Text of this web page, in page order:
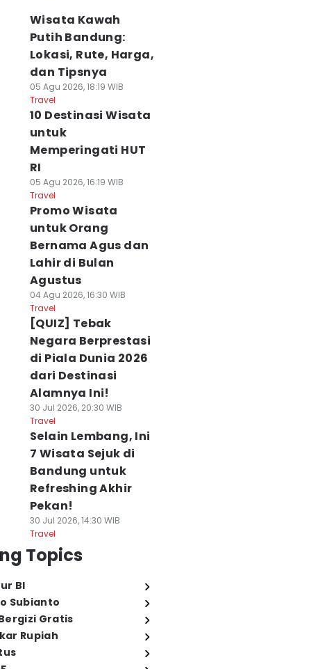
Wisata Kawah
Putih Bandung:
Lokasi, Rute, Harga,
dan Tipsnya
05 Agu 2026, 18:19 WIB
Travel
10 Destinasi Wisata
untuk
Memperingati HUT
RI
05 Agu 2026, 16:19 WIB
Travel
Promo Wisata
untuk Orang
Bernama Agus dan
Lahir di Bulan
Agustus
04 Agu 2026, 16:30 WIB
Travel
[QUIZ] Tebak
Negara Berprestasi
di Piala Dunia 2026
dari Destinasi
Alamnya Ini!
30 Jul 2026, 20:30 WIB
Travel
Selain Lembang, Ini
7 Wisata Sejuk di
Bandung untuk
Refreshing Akhir
Pekan!
30 Jul 2026, 14:30 WIB
Travel
Topics
BI
Subianto
Gratis
Rupiah